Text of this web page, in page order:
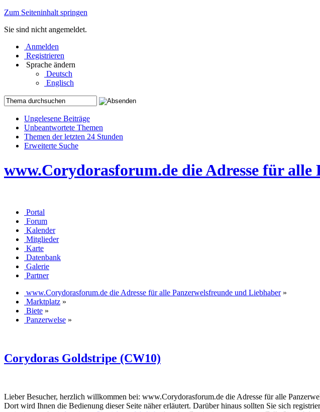
Zum Seiteninhalt springen
Sie sind nicht angemeldet.
Anmelden
Registrieren
Sprache ändern
Deutsch
Englisch
Ungelesene Beiträge
Unbeantwortete Themen
Themen der letzten 24 Stunden
Erweiterte Suche
www.Corydorasforum.de die Adresse für
Portal
Forum
Kalender
Mitglieder
Karte
Datenbank
Galerie
Partner
www.Corydorasforum.de die Adresse für alle Panzerwelsfreunde und Liebhaber»
Marktplatz »
Biete »
Panzerwelse »
Corydoras Goldstripe (CW10)
Lieber Besucher, herzlich willkommen bei: www.Corydorasforum.de die Adresse für alle
Dort wird Ihnen die Bedienung dieser Seite näher erläutert. Darüber hinaus sollten Sie sich